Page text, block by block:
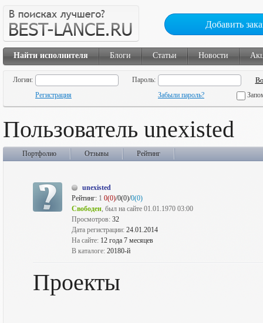
Добавить
Найти исполнителя Блоги Статьи Новости
Логин:
Пароль:
Регистрация
Забыли пароль?
Пользователь unexisted
Портфолио Отзывы Рейтинг
unexisted
Рейтинг: 1 0(0)/0(0)/0(0)
Свободен, был на сайте 01.01.1970 03:00
Просмотров: 32
Дата регистрации: 24.01.2014
На сайте: 12 года 7 месяцев
В каталоге: 20180-й
Проекты